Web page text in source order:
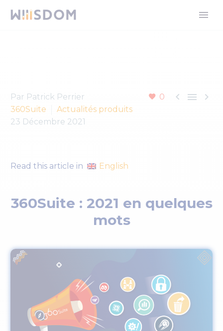
0   
Par Patrick Perrier
360Suite
Actualités produits
23 Décembre 2021
Read this article in English
360Suite : 2021 en quelques
mots